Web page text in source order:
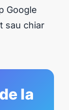
Google
sau chiar
la